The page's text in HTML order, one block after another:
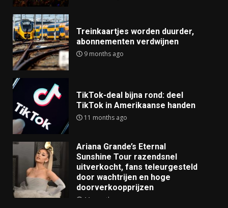
Treinkaartjes worden duurder,
abonnementen verdwijnen
9 months ago
TikTok-deal bijna rond: deel
TikTok in Amerikaanse handen
11 months ago
Ariana Grande’s Eternal
Sunshine Tour razendsnel
uitverkocht, fans teleurgesteld
door wachtrijen en hoge
doorverkoopprijzen
11 months ago